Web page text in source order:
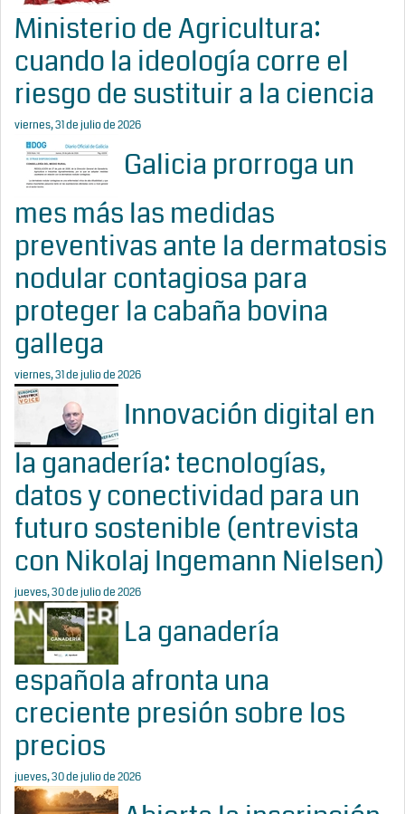
Ministerio de Agricultura:
cuando la ideología corre el
riesgo de sustituir a la ciencia
viernes, 31 de julio de 2026
Galicia prorroga un
mes más las medidas
preventivas ante la dermatosis
nodular contagiosa para
proteger la cabaña bovina
gallega
viernes, 31 de julio de 2026
Innovación digital en
la ganadería: tecnologías,
datos y conectividad para un
futuro sostenible (entrevista
con Nikolaj Ingemann Nielsen)
jueves, 30 de julio de 2026
La ganadería
española afronta una
creciente presión sobre los
precios
jueves, 30 de julio de 2026